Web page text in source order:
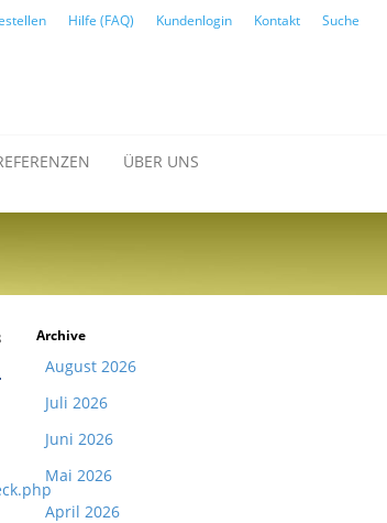
Hilfe (FAQ) Kundenlogin Kontakt Suche
ÜBER UNS
Archive
August 2026
Juli 2026
Juni 2026
Mai 2026
April 2026